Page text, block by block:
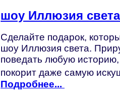
шоу Иллюзия света
Сделайте подарок,
шоу Иллюзия света.
поведать любую
покорит даже самую
Подробнее...